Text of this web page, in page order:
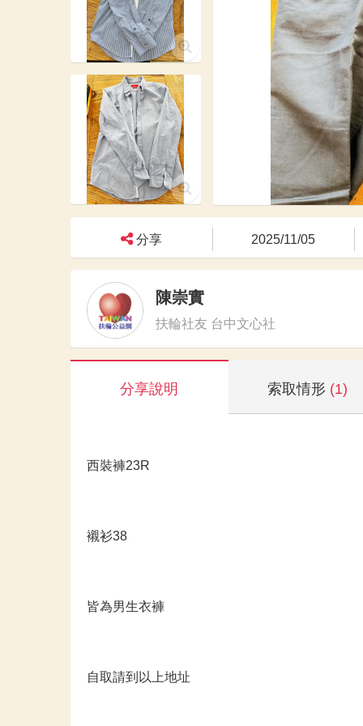
分享 2025/11/05
陳崇實
扶輪社友 台中文心社
分享說明 索取情形 (1)
西裝褲23R
襯衫38
皆為男生衣褲
自取請到以上地址